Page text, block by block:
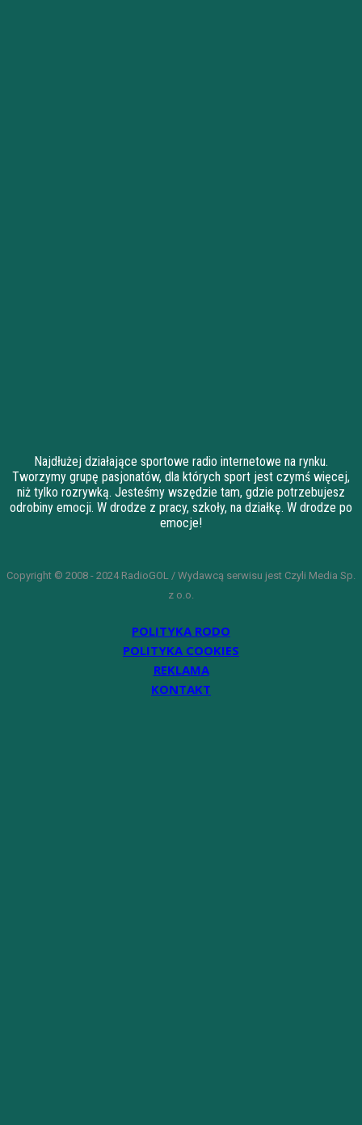
Najdłużej działające sportowe radio internetowe na rynku.
Tworzymy grupę pasjonatów, dla których sport jest czymś więcej,
niż tylko rozrywką. Jesteśmy wszędzie tam, gdzie potrzebujesz
odrobiny emocji. W drodze z pracy, szkoły, na działkę. W drodze po
emocje!
Copyright © 2008 - 2024 RadioGOL / Wydawcą serwisu jest Czyli Media Sp.
z o.o.
POLITYKA RODO
POLITYKA COOKIES
REKLAMA
KONTAKT